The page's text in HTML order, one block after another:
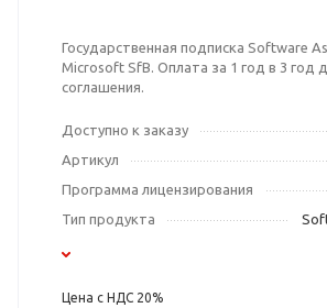
Государственная подписка Software
Microsoft SfB. Оплата за 1 год в 3 год
соглашения.
Доступно к заказу
Артикул
Программа лицензирования
Тип продукта
Цена с НДС 20%